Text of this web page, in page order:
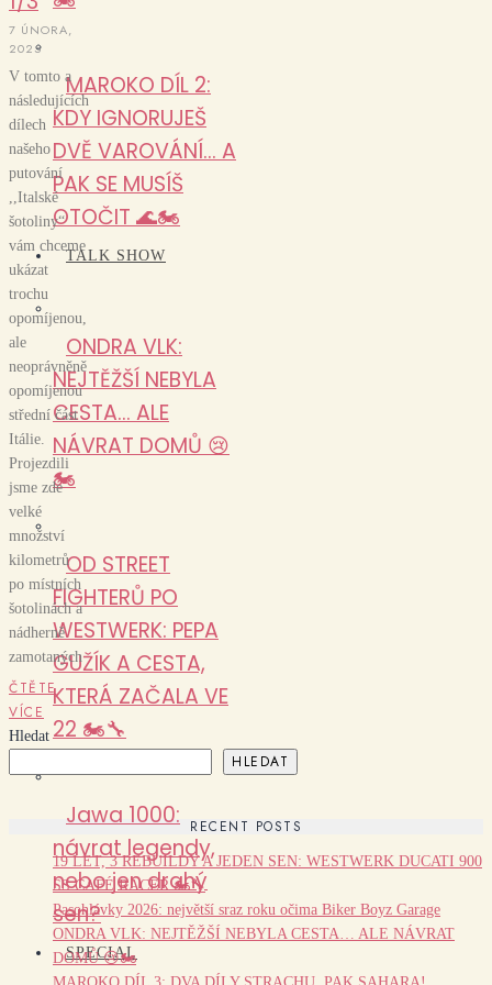
MAROKO DÍL 2:
KDY IGNORUJEŠ
DVĚ VAROVÁNÍ… A
PAK SE MUSÍŠ
OTOČIT 🌊🏍️
TALK SHOW
ONDRA VLK:
NEJTĚŽŠÍ NEBYLA
CESTA… ALE
NÁVRAT DOMŮ 😢
🏍️
OD STREET
FIGHTERŮ PO
WESTWERK: PEPA
GUŽÍK A CESTA,
KTERÁ ZAČALA VE
22 🏍️🔧
Jawa 1000:
návrat legendy,
nebo jen drahý
sen?
SPECIAL
7 ÚNORA,
2025
V tomto a
následujících
dílech
našeho
putování
,,Italské
šotoliny“
vám chceme
ukázat
trochu
opomíjenou,
ale
neoprávněně
opomíjenou
střední část
Itálie.
Projezdili
jsme zde
velké
množství
kilometrů
po místních
šotolinách a
nádherně
zamotaných
ČTĚTE
VÍCE
Hledat
HLEDAT
RECENT POSTS
19 LET, 3 REBUILDY A JEDEN SEN: WESTWERK DUCATI 900
SS CAFÉ RACER 🏍️🔧
Pasohlávky 2026: největší sraz roku očima Biker Boyz Garage
ONDRA VLK: NEJTĚŽŠÍ NEBYLA CESTA… ALE NÁVRAT
DOMŮ 😢🏍️